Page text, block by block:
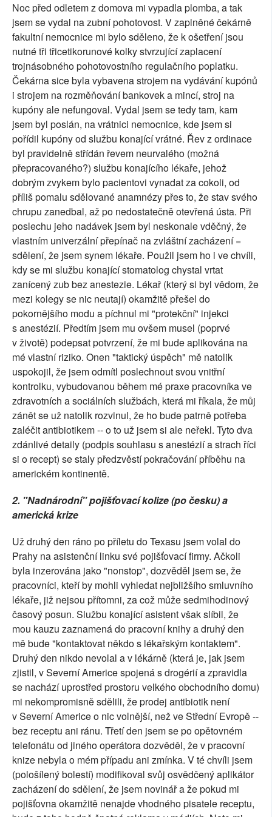
Noc před odletem z domova mi vypadla plomba, a tak
jsem se vydal na zubní pohotovost. V zaplněné čekárně
fakultní nemocnice mi bylo sděleno, že k ošetření jsou
nutné tři třicetikorunové kolky stvrzující zaplacení
trojnásobného pohotovostního regulačního poplatku.
Čekárna sice byla vybavena strojem na vydávání kupónů
i strojem na rozměňování bankovek a mincí, stroj na
kupóny ale nefungoval. Vydal jsem se tedy tam, kam
jsem byl poslán, na vrátnici nemocnice, kde jsem si
pořídil kupóny od službu konající vrátné. Řev z ordinace
byl pravidelně střídán řevem neurvalého (možná
přepracovaného?) službu konajícího lékaře, jehož
dobrým zvykem bylo pacientovi vynadat za cokoli, od
příliš pomalu sdělované anamnézy přes to, že stav svého
chrupu zanedbal, až po nedostatečně otevřená ústa. Při
poslechu jeho nadávek jsem byl neskonale vděčný, že
vlastním univerzální přepínač na zvláštní zacházení =
sdělení, že jsem synem lékaře. Použil jsem ho i ve chvíli,
kdy se mi službu konající stomatolog chystal vrtat
zanícený zub bez anestezie. Lékař (který si byl vědom, že
mezi kolegy se nic neutají) okamžitě přešel do
pokornějšího modu a píchnul mi "protekční" injekci
s anestézií. Předtím jsem mu ovšem musel (poprvé
v životě) podepsat potvrzení, že mi bude aplikována na
mé vlastní riziko. Onen "taktický úspěch" mě natolik
uspokojil, že jsem odmítl poslechnout svou vnitřní
kontrolku, vybudovanou během mé praxe pracovníka ve
zdravotních a sociálních službách, která mi říkala, že můj
zánět se už natolik rozvinul, že ho bude patrně potřeba
zaléčit antibiotikem -- o to už jsem si ale neřekl. Tyto dva
zdánlivé detaily (podpis souhlasu s anestézií a strach říci
si o recept) se staly předzvěstí pokračování příběhu na
americkém kontinentě.
2. "Nadnárodní" pojišťovací kolize (po česku) a
americká krize
Už druhý den ráno po příletu do Texasu jsem volal do
Prahy na asistenční linku své pojišťovací firmy. Ačkoli
byla inzerována jako "nonstop", dozvěděl jsem se, že
pracovníci, kteří by mohli vyhledat nejbližšího smluvního
lékaře, již nejsou přítomni, za což může sedmihodinový
časový posun. Službu konající asistent však slíbil, že
mou kauzu zaznamená do pracovní knihy a druhý den
mě bude "kontaktovat někdo s lékařským kontaktem".
Druhý den nikdo nevolal a v lékárně (která je, jak jsem
zjistil, v Severní Americe spojená s drogérií a zpravidla
se nachází uprostřed prostoru velkého obchodního domu)
mi nekompromisně sdělili, že prodej antibiotik není
v Severní Americe o nic volnější, než ve Střední Evropě --
bez receptu ani ránu. Třetí den jsem se po opětovném
telefonátu od jiného operátora dozvěděl, že v pracovní
knize nebyla o mém případu ani zmínka. V té chvíli jsem
(pološílený bolestí) modifikoval svůj osvědčený aplikátor
zacházení do sdělení, že jsem novinář a že pokud mi
pojišťovna okamžitě nenajde vhodného pisatele receptu,